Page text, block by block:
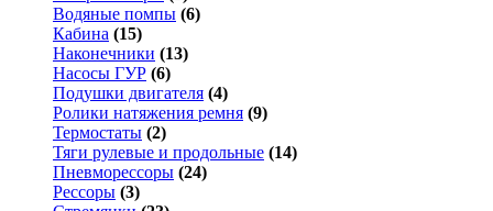
Водяные помпы (6)
Кабина (15)
Наконечники (13)
Насосы ГУР (6)
Подушки двигателя (4)
Ролики натяжения ремня (9)
Термостаты (2)
Тяги рулевые и продольные (14)
Пневморессоры (24)
Рессоры (3)